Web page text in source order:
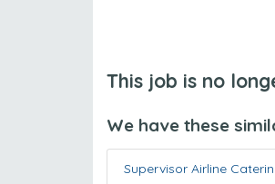
This job is no
We have these
Supervisor Airline